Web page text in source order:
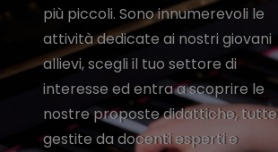
più piccoli. Sono innumerevoli le
attività dedicate ai nostri giovani
allievi, scegli il tuo settore di
interesse ed entra a scoprire le
nostre proposte didattiche, tutte
gestite da docenti esperti e